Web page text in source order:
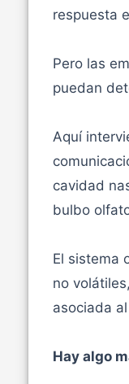
respuesta
Pero las
puedan
Aquí
cavidad
bulbo
El sistema
no
asociada
Hay algo